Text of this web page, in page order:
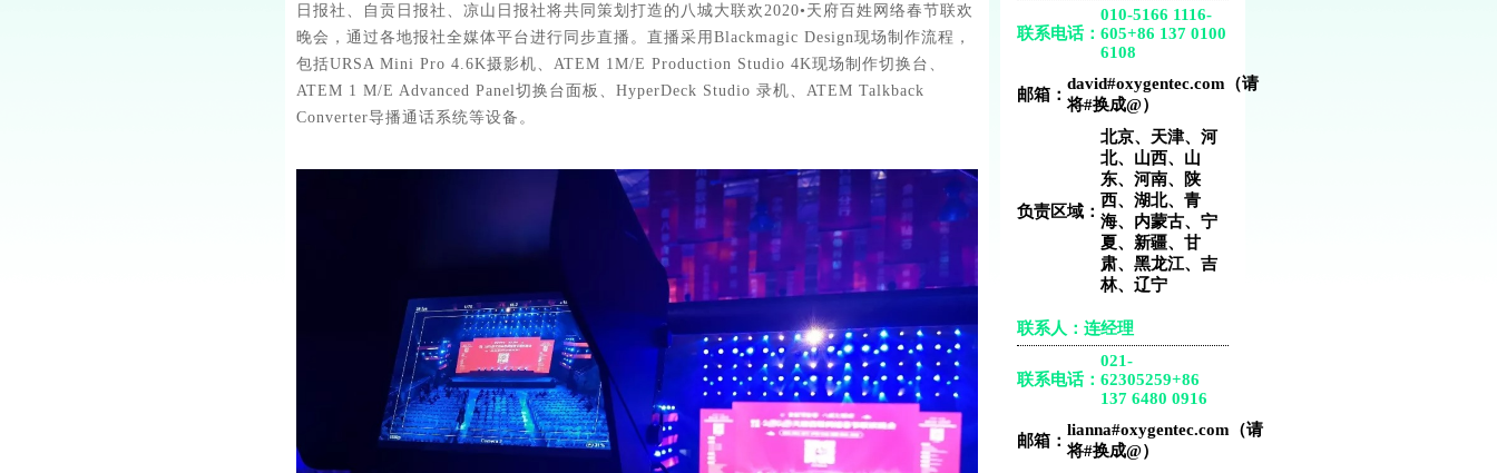
日报社、自贡日报社、凉山日报社将共同策划打造的八城大联欢2020•天府百姓网络春节联欢
晚会，通过各地报社全媒体平台进行同步直播。直播采用Blackmagic Design现场制作流程，
包括URSA Mini Pro 4.6K摄影机、ATEM 1M/E Production Studio 4K现场制作切换台、
ATEM 1 M/E Advanced Panel切换台面板、HyperDeck Studio 录机、ATEM Talkback
Converter导播通话系统等设备。
联系电话：
010-5166 1116-
605+86 137 0100
6108
邮箱：
david#oxygentec.com（请
将#换成@）
负责区域：
北京、天津、河
北、山西、山
东、河南、陕
西、湖北、青
海、内蒙古、宁
夏、新疆、甘
肃、黑龙江、吉
林、辽宁
联系人：连经理
联系电话：
021-
62305259+86
137 6480 0916
邮箱：
lianna#oxygentec.com（请
将#换成@）